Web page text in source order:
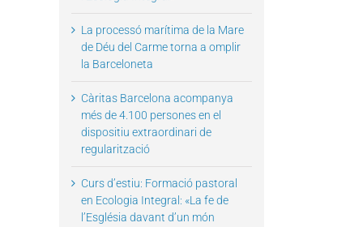
La processó marítima de la Mare
de Déu del Carme torna a omplir
la Barceloneta
Càritas Barcelona acompanya
més de 4.100 persones en el
dispositiu extraordinari de
regularització
Curs d’estiu: Formació pastoral
en Ecologia Integral: «La fe de
l’Església davant d’un món